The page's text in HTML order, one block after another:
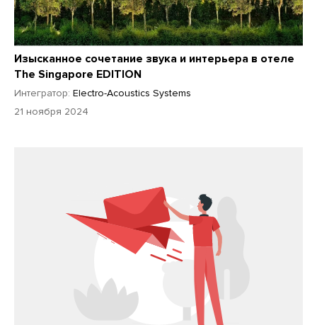
Изысканное сочетание звука и интерьера в отеле
The Singapore EDITION
Интегратор: Electro-Acoustics Systems
21 ноября 2024